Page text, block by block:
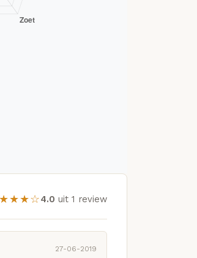
4.0 uit 1 review
27-06-2019